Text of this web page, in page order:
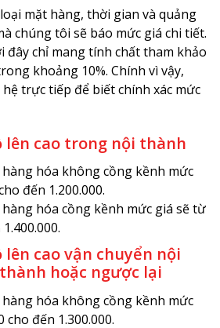
mặt hàng, thời gian và quảng
chúng tôi sẽ báo mức giá chi tiết.
đây chỉ mang tính chất tham khảo
khoảng 10%. Chính vì vậy,
trực tiếp để biết chính xác mức
lên cao trong nội thành
hóa không cồng kềnh mức
đến 1.200.000.
hóa cồng kềnh mức giá sẽ từ
lên cao vận chuyển nội
hoặc ngược lại
hóa không cồng kềnh mức
cho đến 1.300.000.